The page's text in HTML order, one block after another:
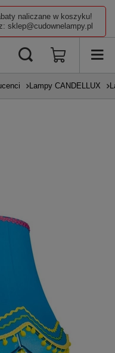
naliczane w koszyku!
sklep@cudownelampy.pl
Lampy CANDELLUX